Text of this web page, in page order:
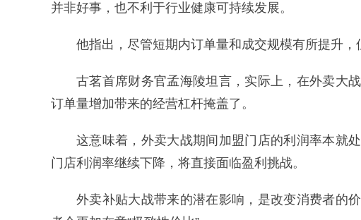
并非好事，也不利于行业健康可持续发展。
他指出，尽管短期内订单量和成交规模有所提升
古茗首席财务官孟海陵坦言，实际上，在外卖大
订单量增加带来的经营杠杆掩盖了。
这意味着，外卖大战期间加盟门店的利润率本就
门店利润率继续下降，将直接面临盈利挑战。
外卖补贴大战带来的潜在影响，是改变消费者的